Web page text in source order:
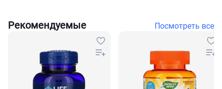
Рекомендуемые Посмотреть все